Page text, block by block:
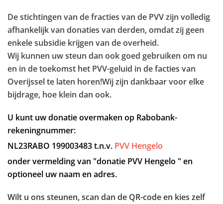
De stichtingen van de fracties van de PVV zijn volledig
afhankelijk van donaties van derden, omdat zij geen
enkele subsidie krijgen van de overheid.
Wij kunnen uw steun dan ook goed gebruiken om nu
en in de toekomst het PVV-geluid in de facties van
Overijssel te laten horen!Wij zijn dankbaar voor elke
bijdrage, hoe klein dan ook.
U kunt uw donatie overmaken op Rabobank-
rekeningnummer:
NL23RABO 199003483t.n.v. PVV Hengelo
onder vermelding van "donatie PVV Hengelo " en
optioneel uw naam en adres.
Wilt u ons steunen, scan dan de QR-code en kies zelf